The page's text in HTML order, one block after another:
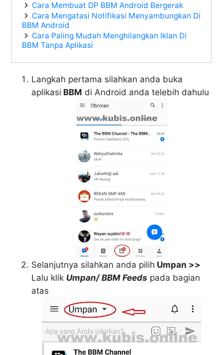
Cara Membuat DP BBM Android Bergerak
Cara Mengatasi Notifikasi Menyambungkan Di
BBM Android
Cara Paling Mudah Menghilangkan Iklan Di
BBM Tanpa Aplikasi
Langkah pertama silahkan anda buka
aplikasi BBM di Android anda telebih dahulu
Selanjutnya silahkan anda pilih Umpan >>
Lalu klik Umpan/ BBM Feeds pada bagian
atas